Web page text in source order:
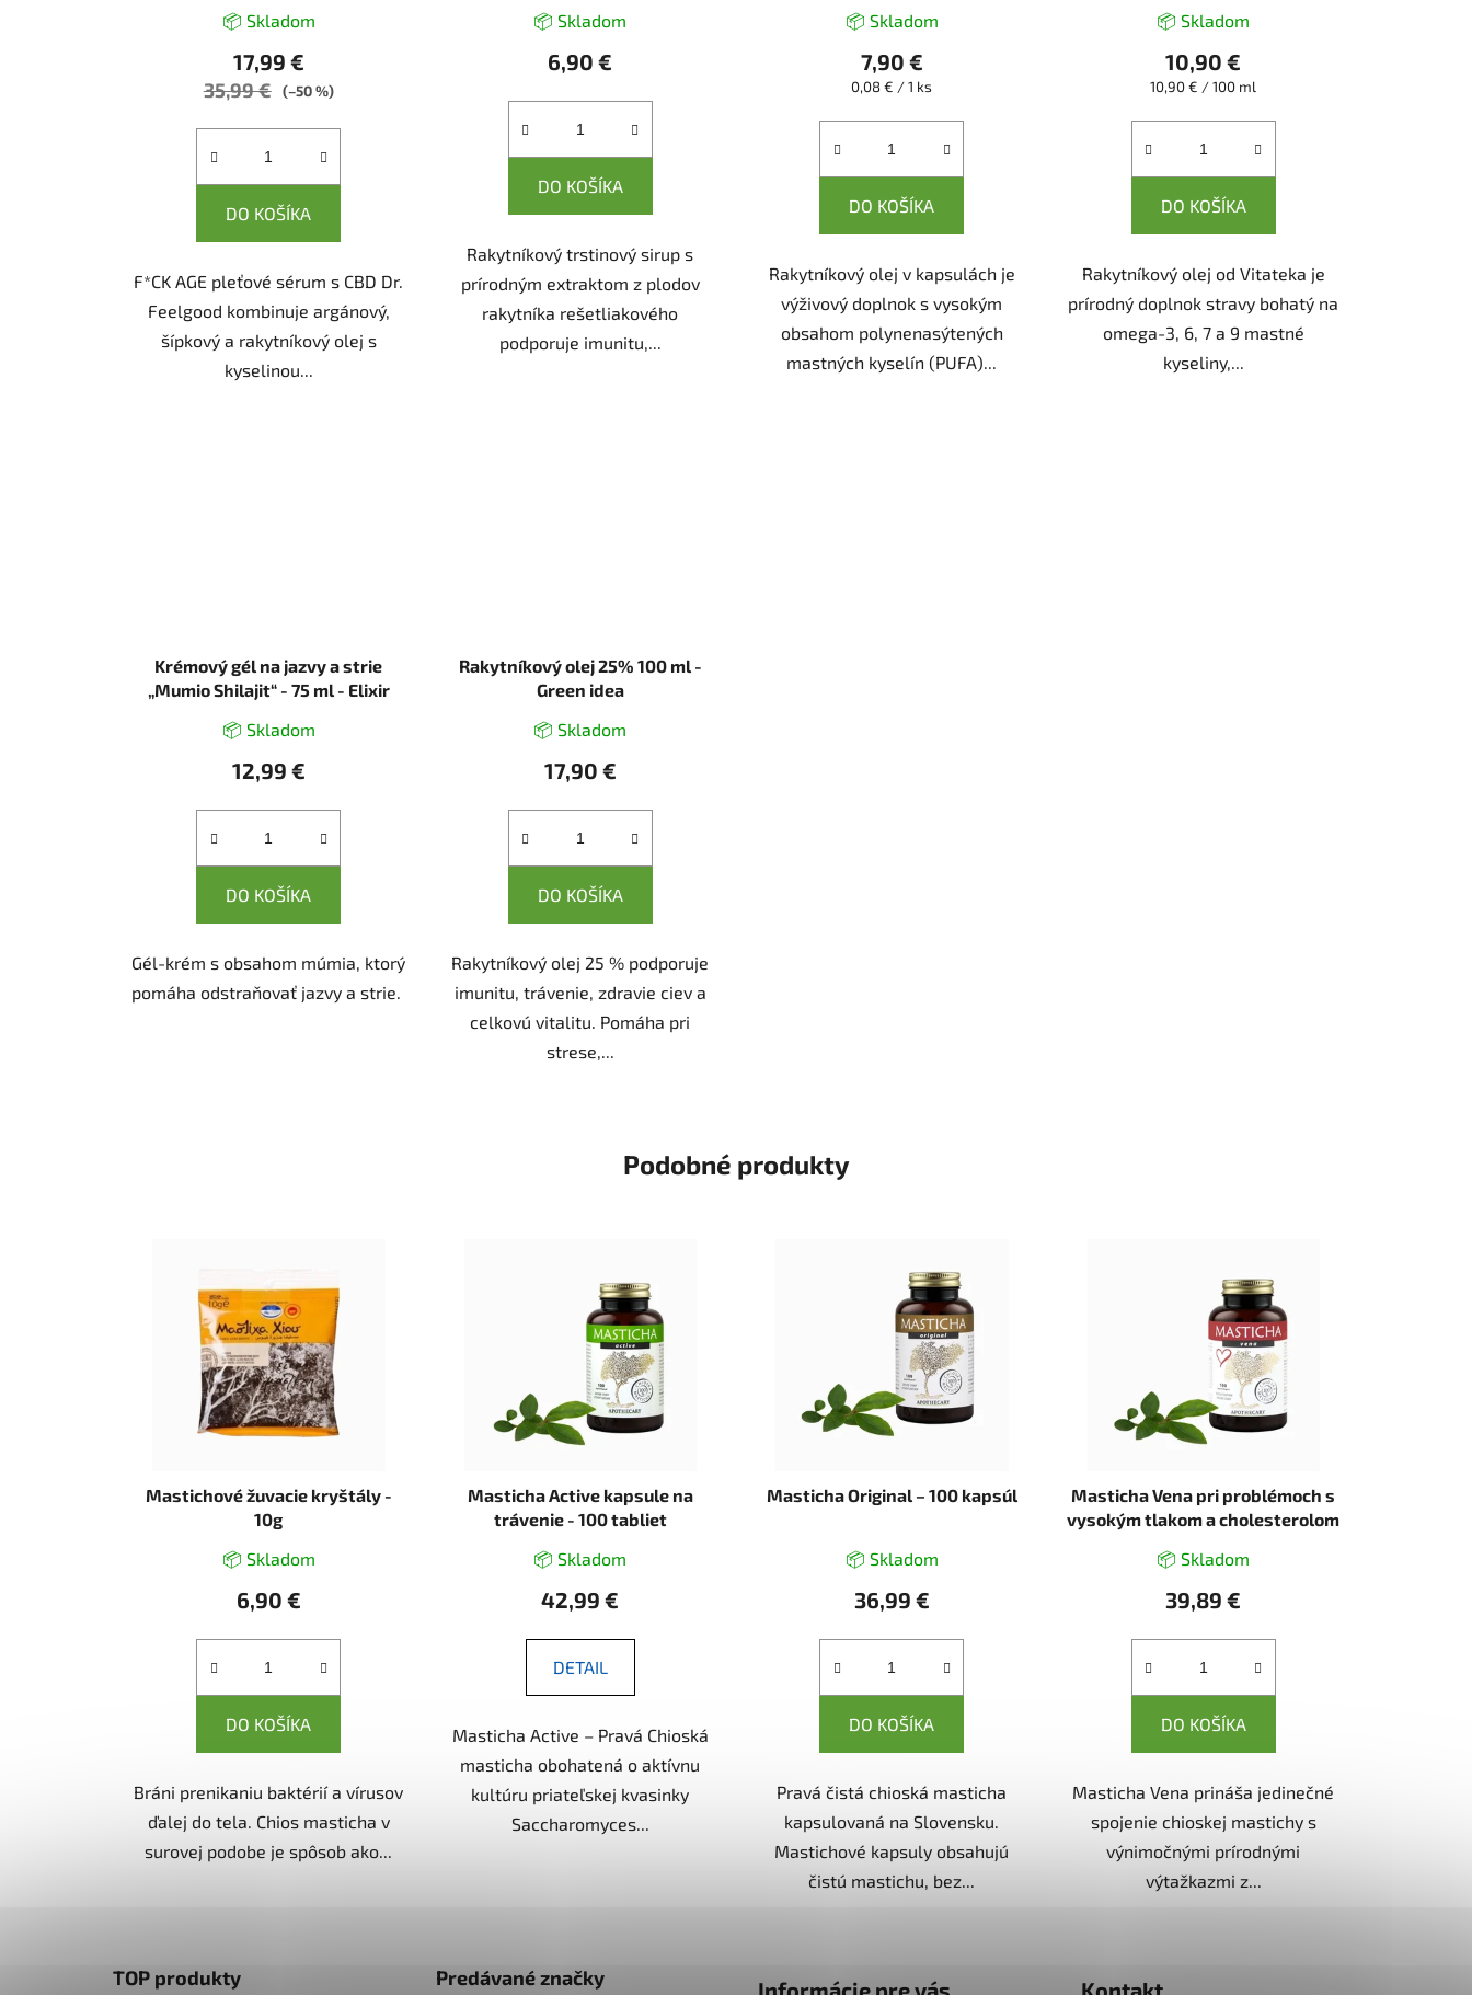
📦 Skladom
17,99 €
35,99 € (–50 %)
DO KOŠÍKA
F*CK AGE pleťové sérum s CBD Dr.
Feelgood kombinuje argánový,
šípkový a rakytníkový olej s
kyselinou...
📦 Skladom
6,90 €
DO KOŠÍKA
Rakytníkový trstinový sirup s
prírodným extraktom z plodov
rakytníka rešetliakového
podporuje imunitu,...
📦 Skladom
7,90 €
Jednotková
0,08 € / 1 ks
DO KOŠÍKA
Rakytníkový olej v kapsulách je
výživový doplnok s vysokým
obsahom polynenasýtených
mastných kyselín (PUFA)...
📦 Skladom
10,90 €
Jednotková
10,90 € / 100 ml
DO KOŠÍKA
Rakytníkový olej od Vitateka je
prírodný doplnok stravy bohatý na
omega-3, 6, 7 a 9 mastné
kyseliny,...
Krémový gél na jazvy a strie
„Mumio Shilajit“ - 75 ml - Elixir
📦 Skladom
12,99 €
DO KOŠÍKA
Gél-krém s obsahom múmia, ktorý
pomáha odstraňovať jazvy a strie.
Rakytníkový olej 25% 100 ml -
Green idea
📦 Skladom
17,90 €
DO KOŠÍKA
Rakytníkový olej 25 % podporuje
imunitu, trávenie, zdravie ciev a
celkovú vitalitu. Pomáha pri
strese,...
Podobné produkty
Mastichové žuvacie kryštály -
10g
📦 Skladom
6,90 €
DO KOŠÍKA
Bráni prenikaniu baktérií a vírusov
ďalej do tela. Chios masticha v
surovej podobe je spôsob ako...
Masticha Active kapsule na
trávenie - 100 tabliet
📦 Skladom
42,99 €
DETAIL
Masticha Active – Pravá Chioská
masticha obohatená o aktívnu
kultúru priateľskej kvasinky
Saccharomyces...
Masticha Original – 100 kapsúl
📦 Skladom
36,99 €
DO KOŠÍKA
Pravá čistá chioská masticha
kapsulovaná na Slovensku.
Mastichové kapsuly obsahujú
čistú mastichu, bez...
Masticha Vena pri problémoch s
vysokým tlakom a cholesterolom
📦 Skladom
39,89 €
DO KOŠÍKA
Masticha Vena prináša jedinečné
spojenie chioskej mastichy s
výnimočnými prírodnými
výtažkazmi z...
TOP produkty Predávané značky